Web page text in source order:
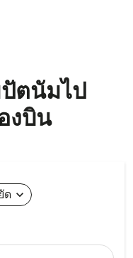
ตนัมไป
งบิน
ด expand_more